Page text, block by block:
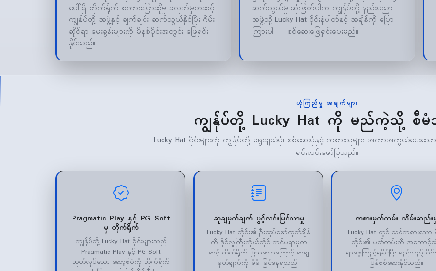
ပေါ်ရှိ တိုက်ရိုက် စကားပြောဆိုမှု ခလုတ်မှတဆင့်
ကျွန်ုပ်တို့ အဖွဲ့နှင့် ချက်ချင်း ဆက်သွယ်နိုင်ပြီး ဂိမ်း
ဆိုင်ရာ မေးခွန်းများကို မိနစ်ပိုင်းအတွင်း ဖြေရှင်း
နိုင်သည်။
ဆက်သွယ်မှု ဆုံးဖြတ်ပါက ကျွန်ုပ်တို့ နည်းပညာ
အဖွဲ့သို့ Lucky Hat ဝိုင်းနံပါတ်နှင့် အချိန်ကို ပြော
ကြားပါ — စစ်ဆေးဖြေရှင်းပေးမည်။
ယုံကြည်မှု အချက်များ
ကျွန်ုပ်တို့ Lucky Hat ကို မည်ကဲ့သို့ စီ
Lucky Hat ဝိုင်းများကို ကျွန်ုပ်တို့ ရွေးချယ်ပုံ၊ စစ်ဆေးပုံနှင့် ကစားသူများ အကာအကွယ်ပေး
ရှင်းလင်းဖော်ပြသည်။
Pragmatic Play နှင့် PG Soft
မှ တိုက်ရိုက်
ကျွန်ုပ်တို့ Lucky Hat ဝိုင်းများသည်
Pragmatic Play နှင့် PG Soft
ထုတ်လုပ်သော ဆော့ဖ်ဝဲကို တိုက်ရိုက်
ဆုချမှတ်ချက် ပွင့်လင်းမြင်သာမှု
Lucky Hat တိုင်း၏ ဦးထုပ်ဖော်ထုတ်ချိန်
ကို ဒိုင်လူကြီးကိုယ်တိုင် ကင်မရာမှတ
ဆင့် တိုက်ရိုက် ပြသသောကြောင့် ဆုချ
မှတ်ချက်ကို မိမိ မြင်နေရသည်။
ကစားမှတ်တမ်း သိမ်းဆည်း
Lucky Hat တွင် သင်ကစားသော
တိုင်း၏ မှတ်တမ်းကို အကောင့်
ရှာဖွေကြည့်ရှုနိုင်ပြီး မည်သည့် ဝိုင်
ပြန်စစ်ဆေးနိုင်သည်။